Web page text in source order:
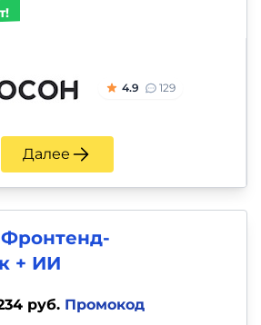
4.9 129
Далее
+ ИИ
руб. Промокод